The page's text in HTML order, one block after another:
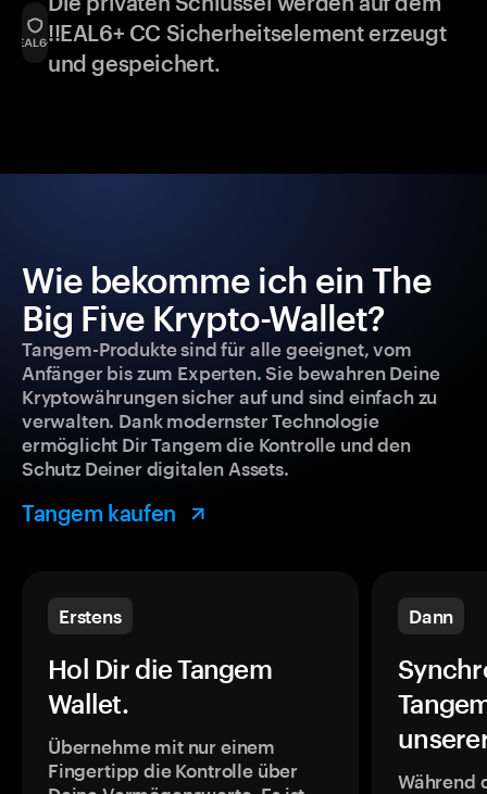
!!EAL6+ CC Sicherheitselement erzeugt
und gespeichert.
Wie bekomme ich ein The
Big Five Krypto-Wallet?
Tangem-Produkte sind für alle geeignet, vom
Anfänger bis zum Experten. Sie bewahren Deine
Kryptowährungen sicher auf und sind einfach zu
verwalten. Dank modernster Technologie
ermöglicht Dir Tangem die Kontrolle und den
Schutz Deiner digitalen Assets.
Tangem kaufen
Erstens
Hol Dir die Tangem
Wallet.
Übernehme mit nur einem
Fingertipp die Kontrolle über
Dann
Während